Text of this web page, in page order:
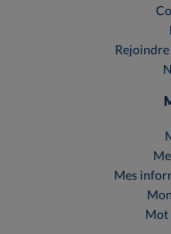
Mes
Mot